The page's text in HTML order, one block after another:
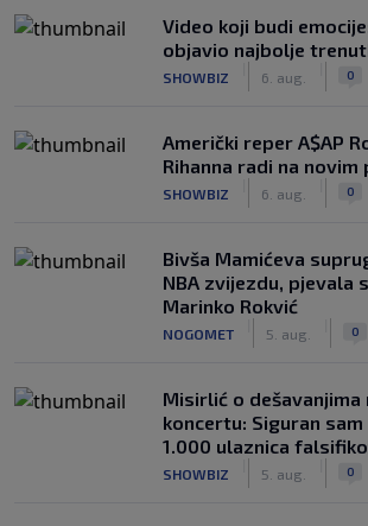
Video koji budi
objavio najbolje
SHOWBIZ 6. aug. 0
Američki reper A$AP
Rihanna radi na novim
SHOWBIZ 6. aug. 0
Bivša Mamićeva
NBA zvijezdu, pjevala
Marinko Rokvić
NOGOMET 5. aug. 0
Misirlić o dešavanjima
koncertu: Siguran sam
1.000 ulaznica
SHOWBIZ 5. aug. 0